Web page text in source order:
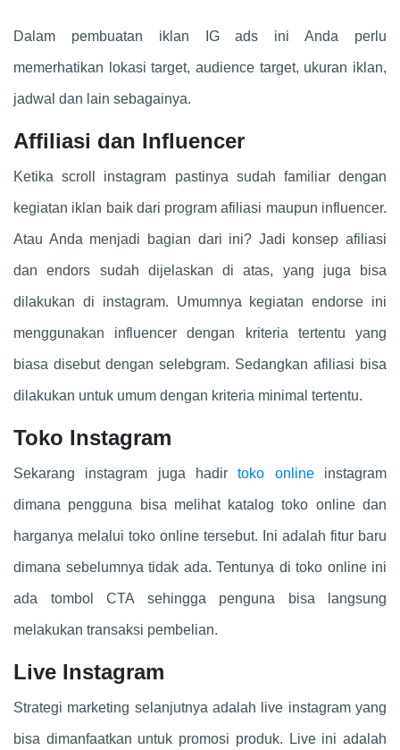
Dalam pembuatan iklan IG ads ini Anda perlu
memerhatikan lokasi target, audience target, ukuran iklan,
jadwal dan lain sebagainya.
Affiliasi dan Influencer
Ketika scroll instagram pastinya sudah familiar dengan
kegiatan iklan baik dari program afiliasi maupun influencer.
Atau Anda menjadi bagian dari ini? Jadi konsep afiliasi
dan endors sudah dijelaskan di atas, yang juga bisa
dilakukan di instagram. Umumnya kegiatan endorse ini
menggunakan influencer dengan kriteria tertentu yang
biasa disebut dengan selebgram. Sedangkan afiliasi bisa
dilakukan untuk umum dengan kriteria minimal tertentu.
Toko Instagram
Sekarang instagram juga hadirtoko onlineinstagram
dimana pengguna bisa melihat katalog toko online dan
harganya melalui toko online tersebut. Ini adalah fitur baru
dimana sebelumnya tidak ada. Tentunya di toko online ini
ada tombol CTA sehingga penguna bisa langsung
melakukan transaksi pembelian.
Live Instagram
Strategi marketing selanjutnya adalah live instagram yang
bisa dimanfaatkan untuk promosi produk. Live ini adalah